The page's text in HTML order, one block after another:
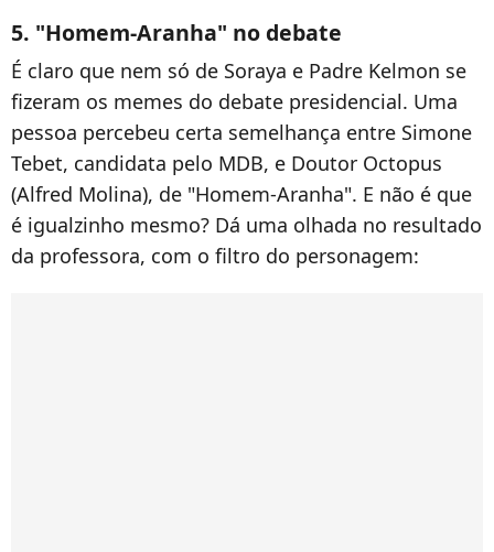
5. "Homem-Aranha" no debate
É claro que nem só de Soraya e Padre Kelmon se
fizeram os memes do debate presidencial. Uma
pessoa percebeu certa semelhança entre Simone
Tebet, candidata pelo MDB, e Doutor Octopus
(Alfred Molina), de "Homem-Aranha". E não é que
é igualzinho mesmo? Dá uma olhada no resultado
da professora, com o filtro do personagem: